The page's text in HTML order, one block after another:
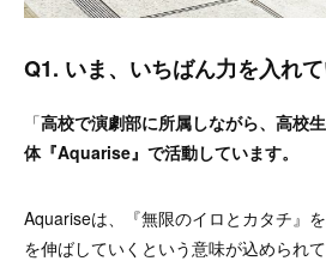
Q1. いま、いちばん力を入れ
「高校で演劇部に所属しながら、高校
体『Aquarise』で活動しています。
Aquariseは、『無限のイロとカタチ』
を伸ばしていくという意味が込められ